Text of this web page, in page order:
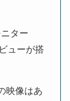
ター
ューが搭
映像はあ